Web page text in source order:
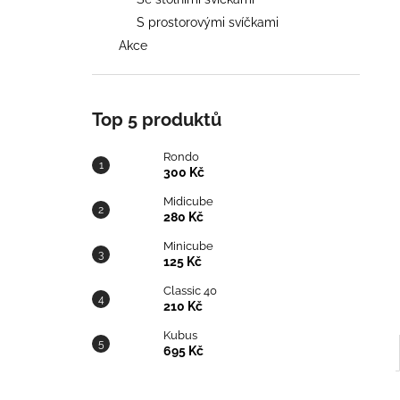
S prostorovými svíčkami
Akce
Top 5 produktů
Rondo
300 Kč
Midicube
280 Kč
Minicube
125 Kč
Classic 40
210 Kč
Kubus
695 Kč
Původně: 435 Kč